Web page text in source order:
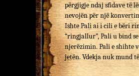
përgjigje ndaj sfidave të
nevojën për një
Ishte Pali ai i cili e bëri
“ringjallur”, Pali u bind
njerëzimin. Pali e shihte
jetën. Vdekja nuk mund